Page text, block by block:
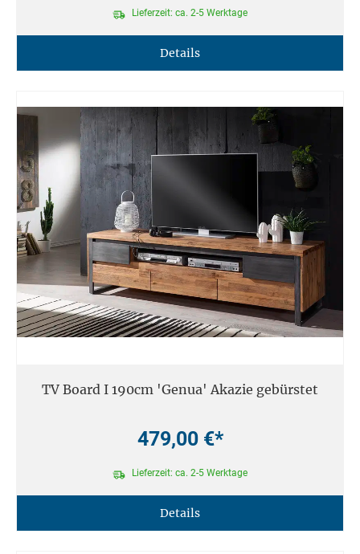
Lieferzeit: ca. 2-5 Werktage
Details
TV Board I 190cm 'Genua' Akazie gebürstet
479,00 €*
Lieferzeit: ca. 2-5 Werktage
Details